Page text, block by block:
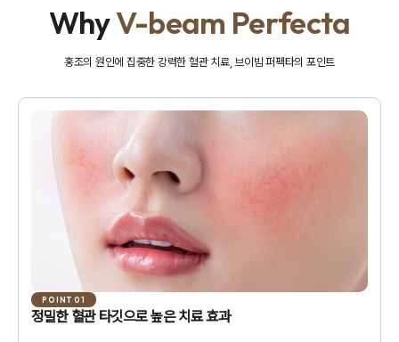
WhyV-beam Perfecta
홍조의 원인에 집중한 강력한 혈관 치료, 브이빔 퍼펙타의 포인트
POINT 01
정밀한 혈관 타깃으로 높은 치료 효과